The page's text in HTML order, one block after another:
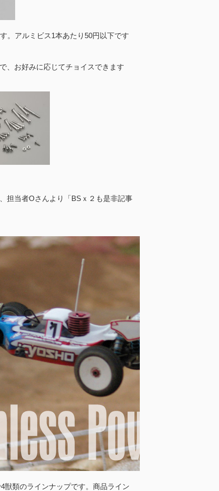
。アルミビス1本あたり50円以下です
、お好みに応じてチョイスできます
担当者Oさんより「BSｘ２も是非記事
獣類のラインナップです。商品ライン